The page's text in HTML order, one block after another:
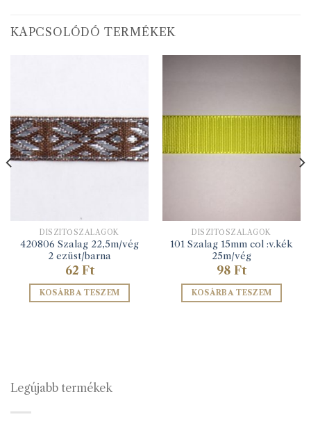
KAPCSOLÓDÓ TERMÉKEK
DÍSZÍTŐSZALAGOK
420806 Szalag 22,5m/vég
2 ezüst/barna
62 Ft
KOSÁRBA TESZEM
DÍSZÍTŐSZALAGOK
101 Szalag 15mm col :v.kék
25m/vég
98 Ft
KOSÁRBA TESZEM
Legújabb termékek